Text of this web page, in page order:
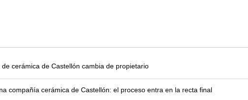
de cerámica de Castellón cambia de propietario
compañía cerámica de Castellón: el proceso entra en la recta final